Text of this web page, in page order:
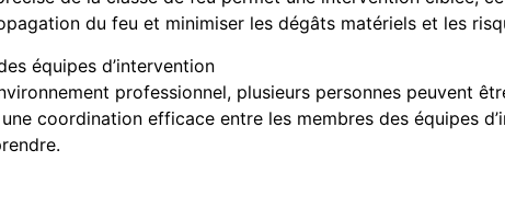
du feu et minimiser les dégâts matériels et les
équipes d’intervention
professionnel, plusieurs personnes peuvent
coordination efficace entre les membres des équipes